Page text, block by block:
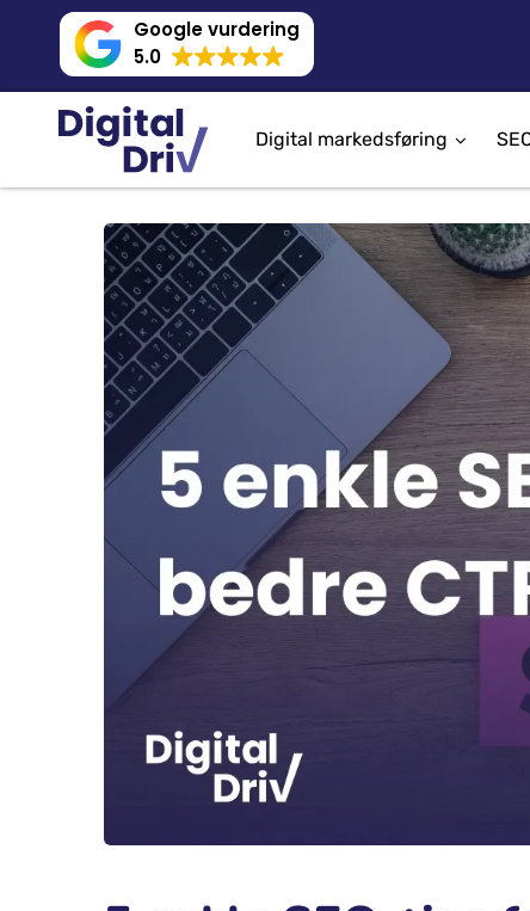
Google vurdering
5.0
Digital markedsføring